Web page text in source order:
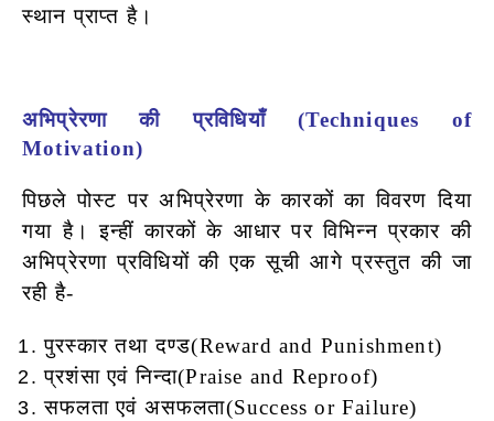
स्थान प्राप्त है।
अभिप्रेरणा की प्रविधियाँ (Techniques of
Motivation)
पिछले पोस्ट पर अभिप्रेरणा के कारकों का विवरण दिया
गया है। इन्हीं कारकों के आधार पर विभिन्न प्रकार की
अभिप्रेरणा प्रविधियों की एक सूची आगे प्रस्तुत की जा
रही है-
पुरस्कार तथा दण्ड(Reward and Punishment)
प्रशंसा एवं निन्दा(Praise and Reproof)
सफलता एवं असफलता(Success or Failure)